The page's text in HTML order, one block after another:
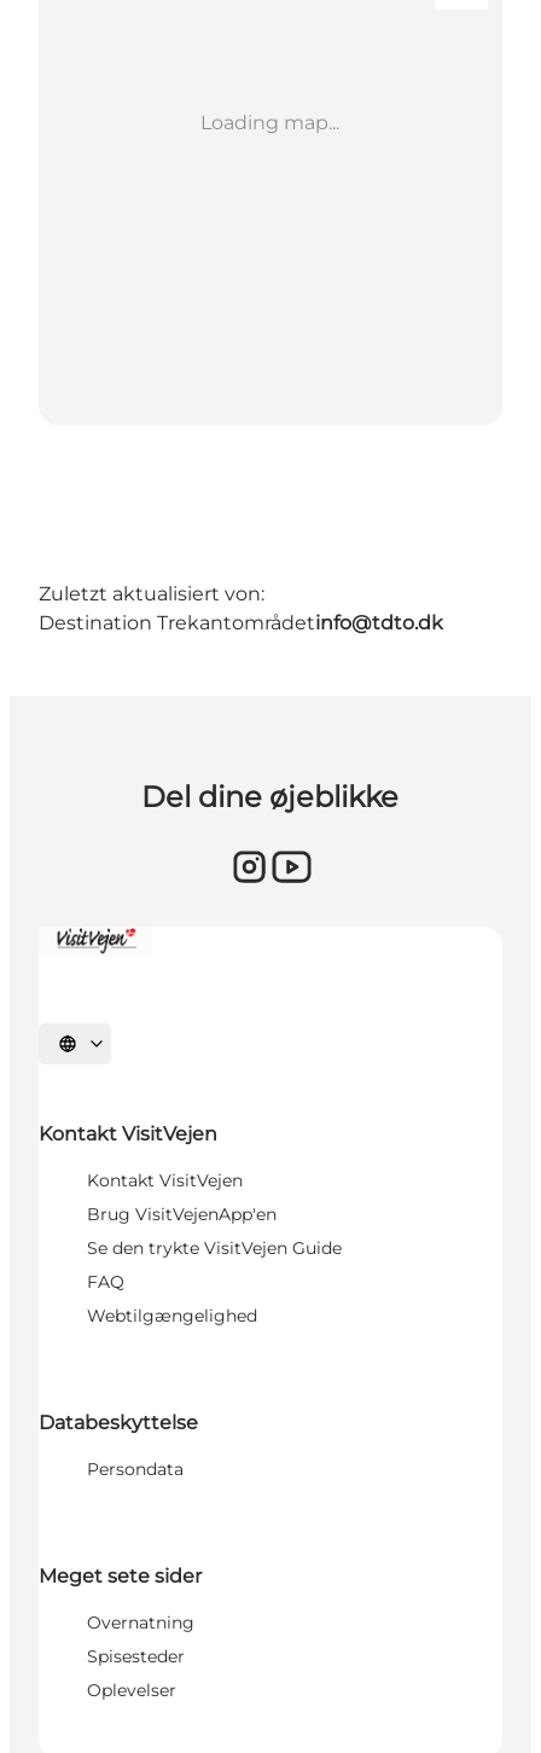
Loading map...
Zuletzt aktualisiert von:
Destination Trekantområdetinfo@tdto.dk
Del dine øjeblikke
Sprache auswählen
Kontakt VisitVejen
Kontakt VisitVejen
Brug VisitVejenApp'en
Se den trykte VisitVejen Guide
FAQ
Webtilgængelighed
Databeskyttelse
Persondata
Meget sete sider
Overnatning
Spisesteder
Oplevelser